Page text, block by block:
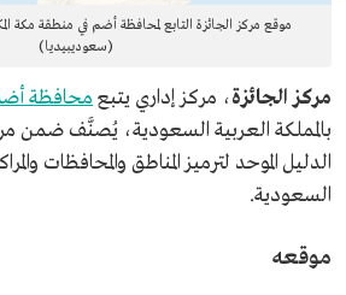
موقع مركز الجائزة التابع لمحافظة أضم في منطقة مكة
(سعوديبيديا)
مركز الجائزة، مركز إداري يتبع محافظة
بالمملكة العربية السعودية، يُصنَّف ضمن
الدليل الموحد لترميز المناطق والمحافظات
السعودية.
موقعه